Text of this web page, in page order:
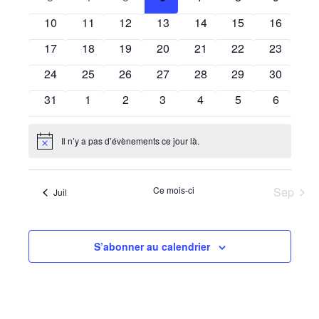
vues
Évènements
évènementsévènementsévènementsévènementsévènementsévènements
0
évènements
10
0
évènements
11
0
évènements
12
0
évènements
13
0
évènements
14
0
évènements
15
0
16
0
évènements
17
0
évènements
18
0
évènements
19
0
évènements
20
0
évènements
21
0
évènements
22
0
23
0
évènements
24
0
évènements
25
0
évènements
26
0
évènements
27
0
évènements
28
0
évènements
29
0
30
0
évènements
31
0
évènements
1
0
évènements
2
0
évènements
3
0
évènements
4
0
évènements
5
0
6
Notice Il n’y a pas d’évènements ce jour là.
Juil Ce mois-ci Sep
S’abonner au calendrier